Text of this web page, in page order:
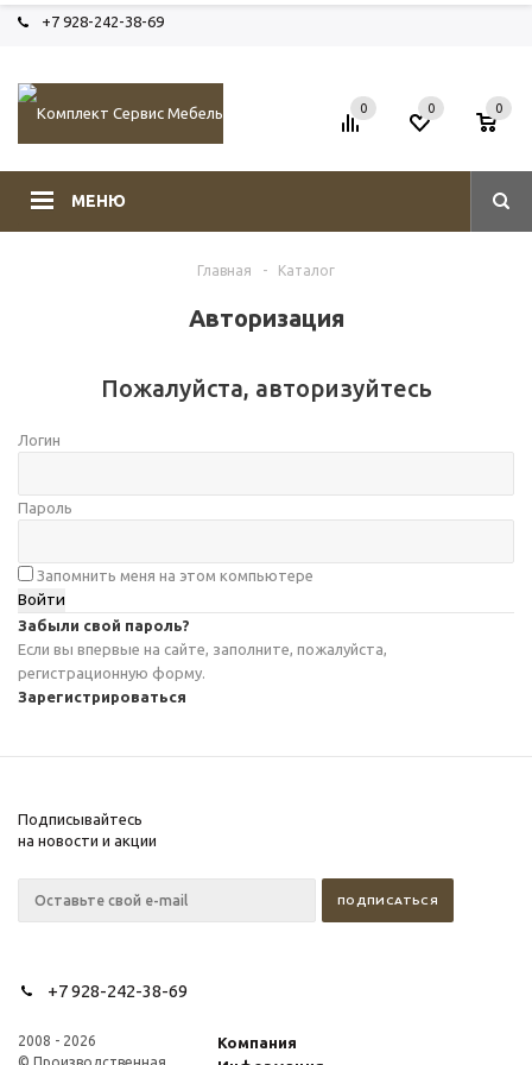
+7 928-242-38-69
МЕНЮ
0 0 0
Главная - Каталог
Авторизация
Пожалуйста, авторизуйтесь
Логин
Пароль
Запомнить меня на этом компьютере
Забыли свой пароль?
Если вы впервые на сайте, заполните, пожалуйста,
регистрационную форму.
Зарегистрироваться
Подписывайтесь
на новости и акции
+7 928-242-38-69
2008 - 2026
Компания